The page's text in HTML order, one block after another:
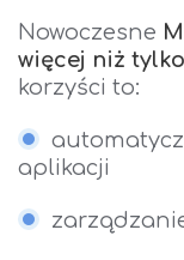
Nowoczesne
więcej niż
korzyści to:
aplikacji